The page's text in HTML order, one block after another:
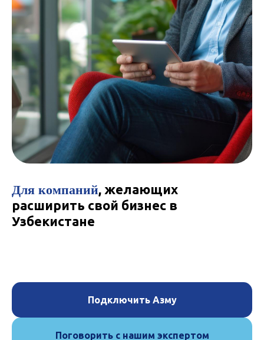
Для компаний, желающих
расширить свой бизнес в
Узбекистане
Подключить Азму
Поговорить с нашим экспертом